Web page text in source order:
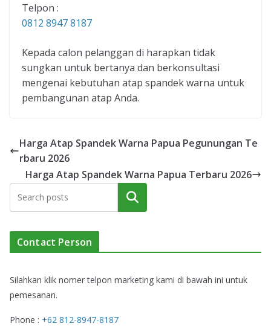
Telpon :
0812 8947 8187
Kepada calon pelanggan di harapkan tidak
sungkan untuk bertanya dan berkonsultasi
mengenai kebutuhan atap spandek warna untuk
pembangunan atap Anda.
Harga Atap Spandek Warna Papua Pegunungan Te
rbaru 2026
Harga Atap Spandek Warna Papua Terbaru 2026
Cari
Contact Person
Silahkan klik nomer telpon marketing kami di bawah ini untuk
pemesanan.
Phone : +62 812-8947-8187